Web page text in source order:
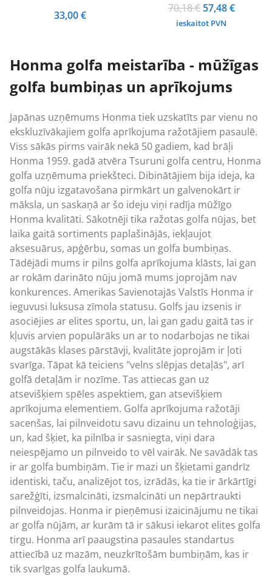
33,00€
70,18€ Original
price
57,48€Current
ieskaitot PVN
Honma golfa meistarība - mūžīgas
golfa bumbiņas un aprīkojums
Japānas uzņēmums Honma tiek uzskatīts par vienu no
ekskluzīvākajiem golfa aprīkojuma ražotājiem pasaulē.
Viss sākās pirms vairāk nekā 50 gadiem, kad brāļi
Honma 1959. gadā atvēra Tsuruni golfa centru, Honma
golfa uzņēmuma priekšteci. Dibinātājiem bija ideja, ka
golfa nūju izgatavošana pirmkārt un galvenokārt ir
māksla, un saskaņā ar šo ideju viņi radīja mūžīgo
Honma kvalitāti. Sākotnēji tika ražotas golfa nūjas, bet
laika gaitā sortiments paplašinājās, iekļaujot
aksesuārus, apģērbu, somas un golfa bumbiņas.
Tādējādi mums ir pilns golfa aprīkojuma klāsts, lai gan
ar rokām darināto nūju jomā mums joprojām nav
konkurences. Amerikas Savienotajās Valstīs Honma ir
ieguvusi luksusa zīmola statusu. Golfs jau izsenis ir
asociējies ar elites sportu, un, lai gan gadu gaitā tas ir
kļuvis arvien populārāks un ar to nodarbojas ne tikai
augstākās klases pārstāvji, kvalitāte joprojām ir ļoti
svarīga. Tāpat kā teiciens "velns slēpjas detaļās", arī
golfā detaļām ir nozīme. Tas attiecas gan uz
atsevišķiem spēles aspektiem, gan atsevišķiem
aprīkojuma elementiem. Golfa aprīkojuma ražotāji
sacenšas, lai pilnveidotu savu dizainu un tehnoloģijas,
un, kad šķiet, ka pilnība ir sasniegta, viņi dara
neiespējamo un pilnveido to vēl vairāk. Ne savādāk tas
ir ar golfa bumbiņām. Tie ir mazi un šķietami gandrīz
identiski, taču, analizējot tos, izrādās, ka tie ir ārkārtīgi
sarežģīti, izsmalcināti, izsmalcināti un nepārtraukti
pilnveidojas. Honma ir pieņēmusi izaicinājumu ne tikai
ar golfa nūjām, ar kurām tā ir sākusi iekarot elites golfa
tirgu. Honma arī paaugstina pasaules standartus
attiecībā uz mazām, neuzkrītošām bumbiņām, kas ir
tik svarīgas golfa laukumā.